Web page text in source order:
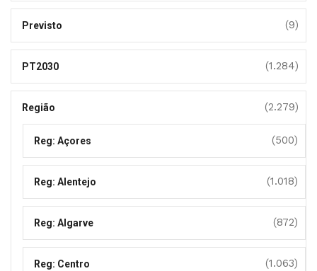
Previsto (9)
PT2030 (1.284)
Região (2.279)
Reg: Açores (500)
Reg: Alentejo (1.018)
Reg: Algarve (872)
Reg: Centro (1.063)